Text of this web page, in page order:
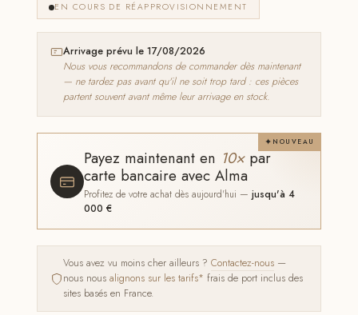
EN COURS DE RÉAPPROVISIONNEMENT
Arrivage prévu le 17/08/2026
Nous vous recommandons de commander dès maintenant
— ne tardez pas avant qu'il ne soit trop tard : ces pièces
partent souvent avant même leur arrivage en stock.
NOUVEAU
Payez maintenant en 10×par
carte bancaire avec Alma
Profitez de votre achat dès aujourd'hui —jusqu'à 4
000 €
Vous avez vu moins cher ailleurs ?Contactez-nous —
nous nousalignons sur les tarifs* frais de port inclus des
sites basés en France.